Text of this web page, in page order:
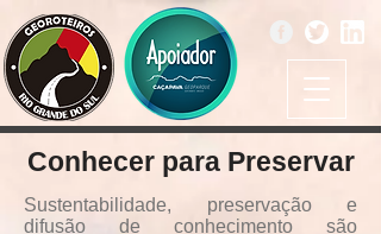
Conhecer para Preservar
Sustentabilidade, preservação e
difusão de conhecimento são